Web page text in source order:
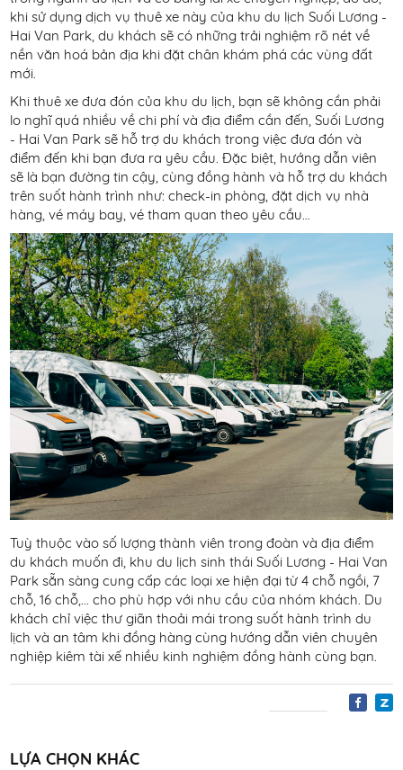
khi sử dụng dịch vụ thuê xe này của khu du lịch Suối Lương -
Hai Van Park, du khách sẽ có những trải nghiệm rõ nét về
nền văn hoá bản địa khi đặt chân khám phá các vùng đất
mới.
Khi thuê xe đưa đón của khu du lịch, bạn sẽ không cần phải
lo nghĩ quá nhiều về chi phí và địa điểm cần đến, Suối Lương
- Hai Van Park sẽ hỗ trợ du khách trong việc đưa đón và
điểm đến khi bạn đưa ra yêu cầu. Đặc biệt, hướng dẫn viên
sẽ là bạn đường tin cậy, cùng đồng hành và hỗ trợ du khách
trên suốt hành trình như: check-in phòng, đặt dịch vụ nhà
hàng, vé máy bay, vé tham quan theo yêu cầu…
Tuỳ thuộc vào số lượng thành viên trong đoàn và địa điểm
du khách muốn đi, khu du lịch sinh thái Suối Lương - Hai Van
Park sẵn sàng cung cấp các loại xe hiện đại từ 4 chỗ ngồi, 7
chỗ, 16 chỗ,... cho phù hợp với nhu cầu của nhóm khách. Du
khách chỉ việc thư giãn thoải mái trong suốt hành trình du
lịch và an tâm khi đồng hàng cùng hướng dẫn viên chuyên
nghiệp kiêm tài xế nhiều kinh nghiệm đồng hành cùng bạn.
LỰA CHỌN KHÁC